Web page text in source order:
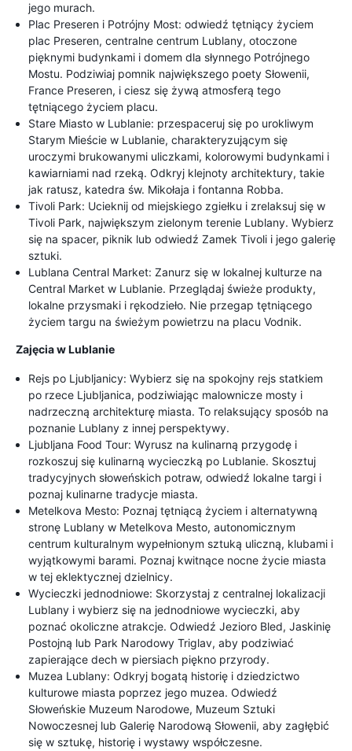
jego murach.
Plac Preseren i Potrójny Most: odwiedź tętniący życiem
plac Preseren, centralne centrum Lublany, otoczone
pięknymi budynkami i domem dla słynnego Potrójnego
Mostu. Podziwiaj pomnik największego poety Słowenii,
France Preseren, i ciesz się żywą atmosferą tego
tętniącego życiem placu.
Stare Miasto w Lublanie: przespaceruj się po urokliwym
Starym Mieście w Lublanie, charakteryzującym się
uroczymi brukowanymi uliczkami, kolorowymi budynkami i
kawiarniami nad rzeką. Odkryj klejnoty architektury, takie
jak ratusz, katedra św. Mikołaja i fontanna Robba.
Tivoli Park: Ucieknij od miejskiego zgiełku i zrelaksuj się w
Tivoli Park, największym zielonym terenie Lublany. Wybierz
się na spacer, piknik lub odwiedź Zamek Tivoli i jego galerię
sztuki.
Lublana Central Market: Zanurz się w lokalnej kulturze na
Central Market w Lublanie. Przeglądaj świeże produkty,
lokalne przysmaki i rękodzieło. Nie przegap tętniącego
życiem targu na świeżym powietrzu na placu Vodnik.
Zajęcia w Lublanie
Rejs po Ljubljanicy: Wybierz się na spokojny rejs statkiem
po rzece Ljubljanica, podziwiając malownicze mosty i
nadrzeczną architekturę miasta. To relaksujący sposób na
poznanie Lublany z innej perspektywy.
Ljubljana Food Tour: Wyrusz na kulinarną przygodę i
rozkoszuj się kulinarną wycieczką po Lublanie. Skosztuj
tradycyjnych słoweńskich potraw, odwiedź lokalne targi i
poznaj kulinarne tradycje miasta.
Metelkova Mesto: Poznaj tętniącą życiem i alternatywną
stronę Lublany w Metelkova Mesto, autonomicznym
centrum kulturalnym wypełnionym sztuką uliczną, klubami i
wyjątkowymi barami. Poznaj kwitnące nocne życie miasta
w tej eklektycznej dzielnicy.
Wycieczki jednodniowe: Skorzystaj z centralnej lokalizacji
Lublany i wybierz się na jednodniowe wycieczki, aby
poznać okoliczne atrakcje. Odwiedź Jezioro Bled, Jaskinię
Postojną lub Park Narodowy Triglav, aby podziwiać
zapierające dech w piersiach piękno przyrody.
Muzea Lublany: Odkryj bogatą historię i dziedzictwo
kulturowe miasta poprzez jego muzea. Odwiedź
Słoweńskie Muzeum Narodowe, Muzeum Sztuki
Nowoczesnej lub Galerię Narodową Słowenii, aby zagłębić
się w sztukę, historię i wystawy współczesne.